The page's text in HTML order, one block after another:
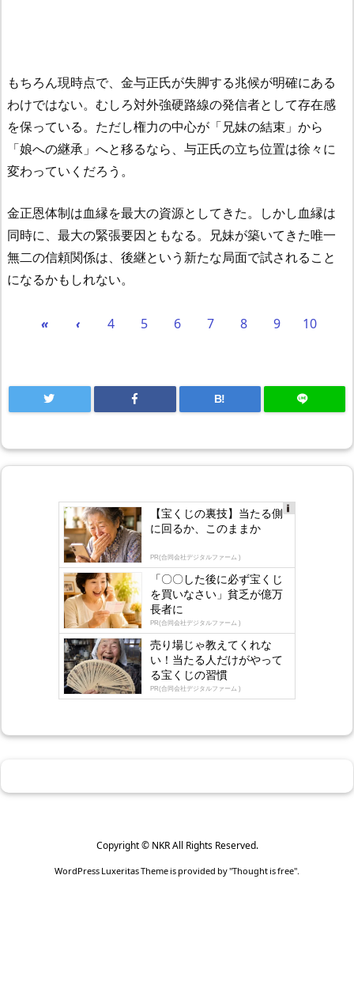
もちろん現時点で、金与正氏が失脚する兆候が明確にある
わけではない。むしろ対外強硬路線の発信者として存在感
を保っている。ただし権力の中心が「兄妹の結束」から
「娘への継承」へと移るなら、与正氏の立ち位置は徐々に
変わっていくだろう。
金正恩体制は血縁を最大の資源としてきた。しかし血縁は
同時に、最大の緊張要因ともなる。兄妹が築いてきた唯一
無二の信頼関係は、後継という新たな局面で試されること
になるかもしれない。
« ‹ 4 5 6 7 8 9 10
B!
gly
【宝くじの裏技】当たる側
に回るか、このままか
PR(合同会社デジタルファーム )
「〇〇した後に必ず宝くじ
を買いなさい」貧乏が億万
長者に
PR(合同会社デジタルファーム )
売り場じゃ教えてくれな
い！当たる人だけがやって
る宝くじの習慣
PR(合同会社デジタルファーム )
Copyright © NKRAll Rights Reserved.
WordPress Luxeritas Theme is provided by "Thought is free".